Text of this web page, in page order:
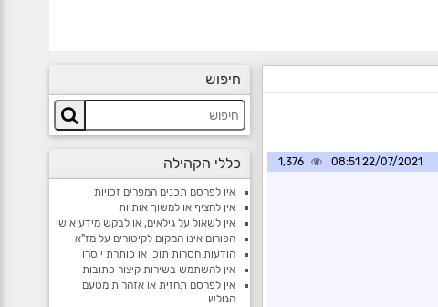
22/07/2021 08:51
1,376
חיפוש
כללי הקהילה
אין לפרסם תכנים המפרים זכויות
אין להציף או למשוך אותיות
אין לשאול על גילאים, או לבקש מידע אישי
הפורום אינו המקום לקיטורים על מז"א
הודעות חסרות תוכן או כותרת יוסרו
אין להשתמש בשירות קיצור כתובות
אין לפרסם תחזית או אזהרות מטעם
הגולש